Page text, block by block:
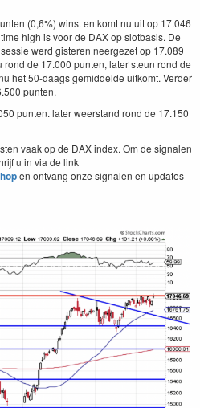
(0,6%) winst en komt nu uit op 17.046
high is voor de DAX op slotbasis. De
werd gisteren neergezet op 17.089
de 17.000 punten, later steun rond de
het 50-daags gemiddelde uitkomt. Verder
punten.
punten. later weerstand rond de 17.150
vaak op de DAX index. Om de signalen
u in via de link
en ontvang onze signalen en updates